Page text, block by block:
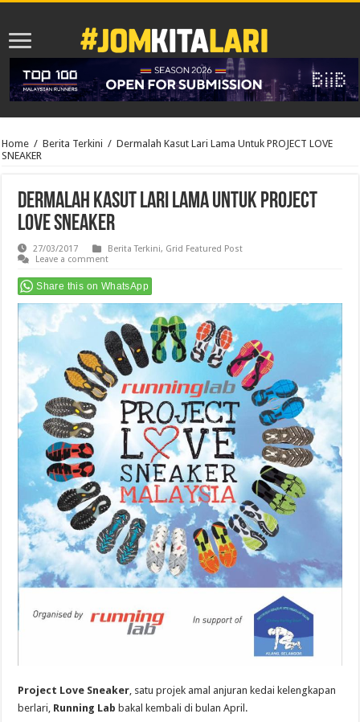
Home / Berita Terkini / Dermalah Kasut Lari Lama Untuk PROJECT LOVE
SNEAKER
Dermalah Kasut Lari Lama Untuk PROJECT
LOVE SNEAKER
27/03/2017 Berita Terkini, Grid Featured Post
Leave a comment
Share this on WhatsApp
Project Love Sneaker, satu projek amal anjuran kedai kelengkapan
berlari, Running Lab bakal kembali di bulan April.